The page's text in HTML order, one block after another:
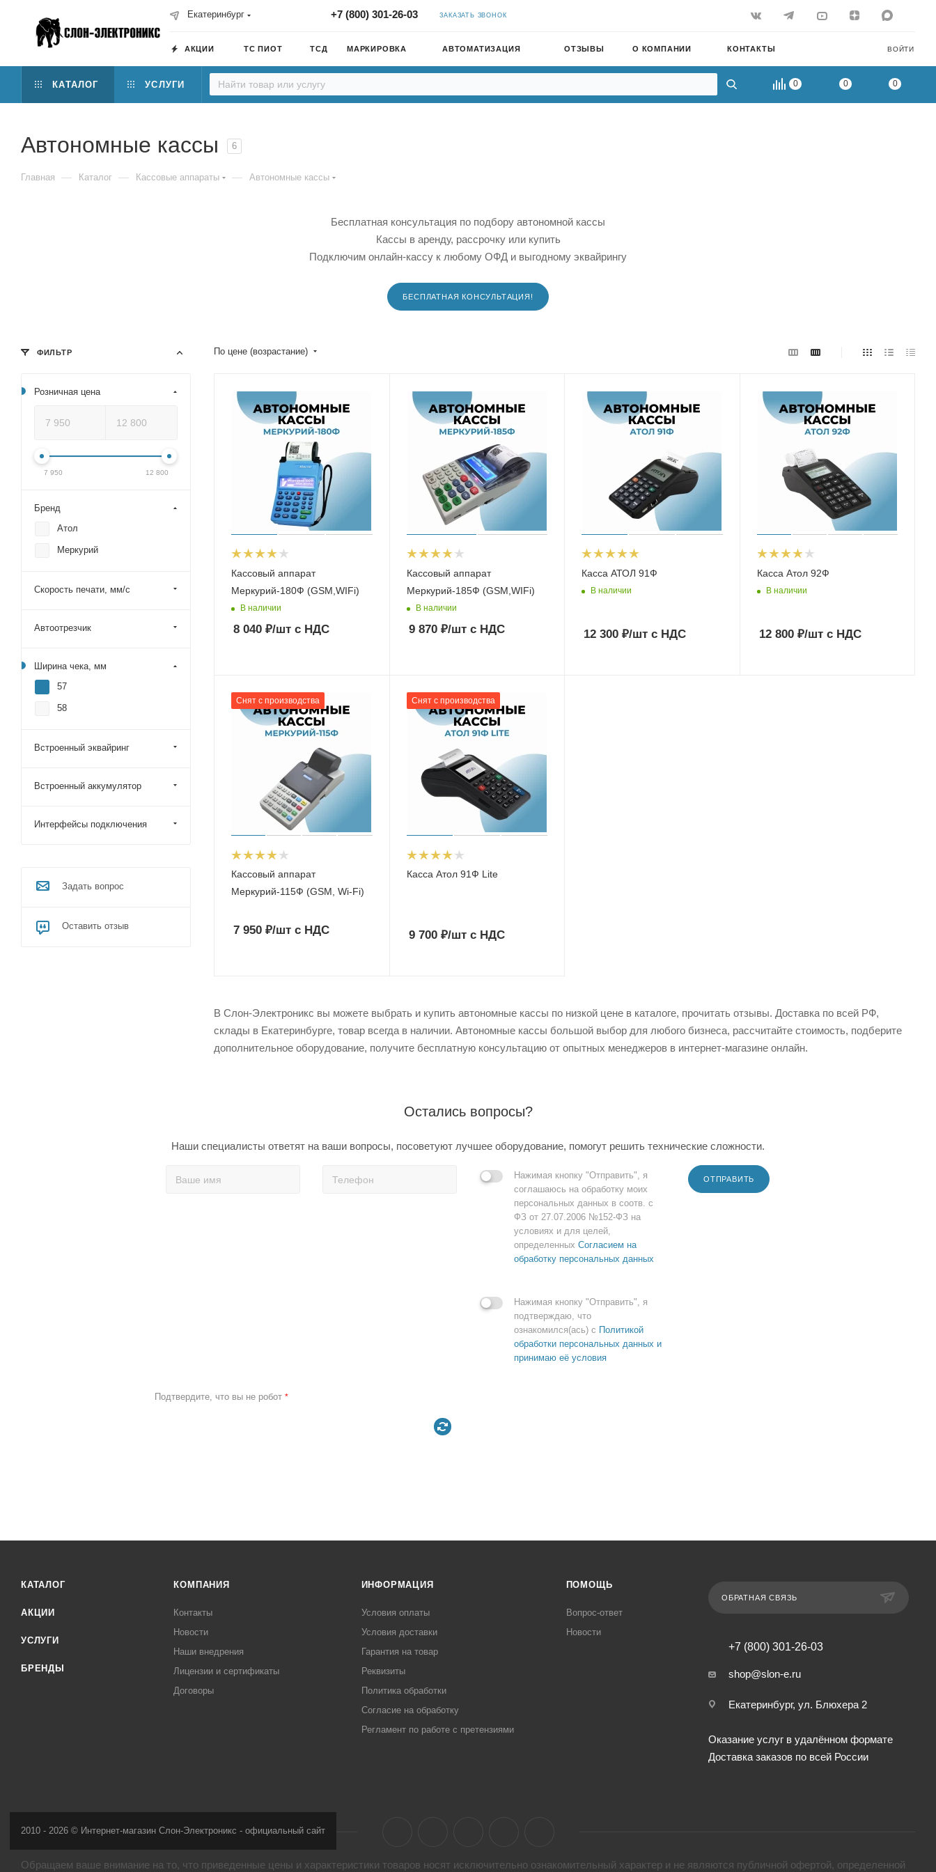
Екатеринбург +7 (800) 301-26-03 ЗАКАЗАТЬ ЗВОНОК
ВОЙТИ
АКЦИИ ТС ПИОТ ТСД МАРКИРОВКА АВТОМАТИЗАЦИЯ ОТЗЫВЫ О КОМПАНИИ КОНТАКТЫ
0 0 0
КАТАЛОГ УСЛУГИ
Автономные кассы 6
Главная — Каталог — Кассовые аппараты — Автономные кассы
Бесплатная консультация по подбору автономной кассы
Кассы в аренду, рассрочку или купить
Подключим онлайн-кассу к любому ОФД и выгодному эквайрингу
БЕСПЛАТНАЯ КОНСУЛЬТАЦИЯ!
По цене (возрастание)
Кассовый аппарат
Меркурий-180Ф (GSM,WIFi)
В наличии
8 040 ₽/шт с НДС
Кассовый аппарат
Меркурий-185Ф (GSM,WIFi)
В наличии
9 870₽/штс НДС
Касса АТОЛ 91Ф
В наличии
12 300 ₽/шт с НДС
Касса Атол 92Ф
В наличии
12 800₽/штс НДС
Снят с производства
Кассовый аппарат
Меркурий-115Ф (GSM, Wi-Fi)
7 950 ₽/шт с НДС
Снят с производства
Касса Атол 91Ф Lite
9 700₽/штс НДС
В Слон-Электроникс вы можете выбрать и купить автономные кассы по низкой цене в каталоге, прочитать отзывы. Доставка по всей РФ,
склады в Екатеринбурге, товар всегда в наличии. Автономные кассы большой выбор для любого бизнеса, рассчитайте стоимость, подберите
дополнительное оборудование, получите бесплатную консультацию от опытных менеджеров в интернет-магазине онлайн.
ФИЛЬТР
Розничная цена
7 950 12 800
Бренд
Атол
Меркурий
Скорость печати, мм/с
Автоотрезчик
Ширина чека, мм
57
58
Встроенный эквайринг
Встроенный аккумулятор
Интерфейсы подключения
Задать вопрос
Оставить отзыв
Остались вопросы?
Наши специалисты ответят на ваши вопросы, посоветуют лучшее оборудование, помогут решить технические сложности.
Нажимая кнопку "Отправить", я
соглашаюсь на обработку моих
персональных данных в соотв. с
ФЗ от 27.07.2006 №152-ФЗ на
условиях и для целей,
определенных Согласием на
обработку персональных данных
Нажимая кнопку "Отправить", я
подтверждаю, что
ознакомился(ась) с Политикой
обработки персональных данных и
принимаю её условия
ОТПРАВИТЬ
Подтвердите, что вы не робот *
КАТАЛОГ
АКЦИИ
УСЛУГИ
БРЕНДЫ
КОМПАНИЯ
Контакты
Новости
Наши внедрения
Лицензии и сертификаты
Договоры
ИНФОРМАЦИЯ
Условия оплаты
Условия доставки
Гарантия на товар
Реквизиты
Политика обработки
Согласие на обработку
Регламент по работе с претензиями
ПОМОЩЬ
Вопрос-ответ
Новости
ОБРАТНАЯ СВЯЗЬ
+7 (800) 301-26-03
shop@slon-e.ru
Екатеринбург, ул. Блюхера 2
Оказание услуг в удалённом формате
Доставка заказов по всей России
2010 - 2026 © Интернет-магазин Слон-Электроникс - официальный сайт
Обращаем ваше внимание на то, что приведенные цены и характеристики товaров носят исключительно ознакомительный характер и не являются публичной офертой, определенной